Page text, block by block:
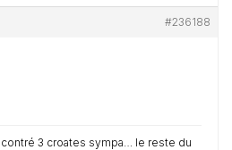
#236188
3 croates sympa… le reste du